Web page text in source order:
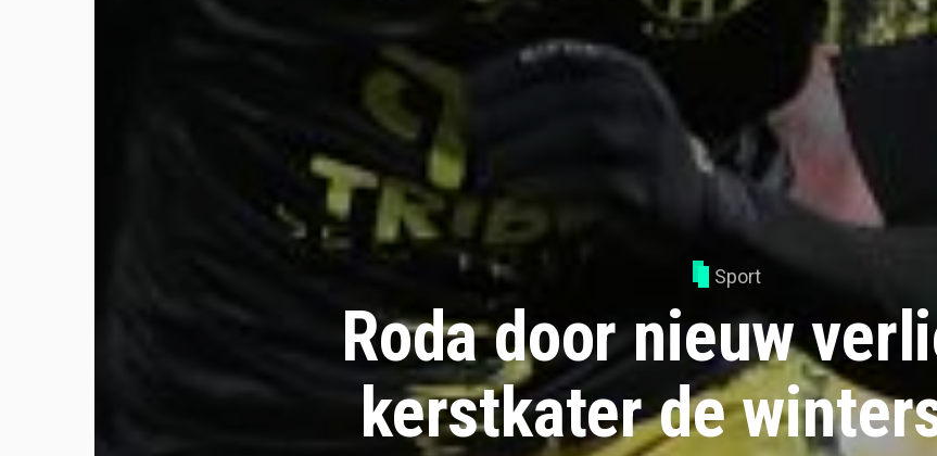
Sport
Roda door nieuw
kerstkater de